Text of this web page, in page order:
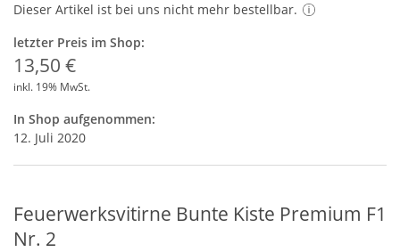
Dieser Artikel ist bei uns nicht mehr bestellbar.
letzter Preis im Shop:
13,50 €
inkl. 19% MwSt.
In Shop aufgenommen:
12. Juli 2020
Feuerwerksvitirne Bunte Kiste Premium F1
Nr. 2